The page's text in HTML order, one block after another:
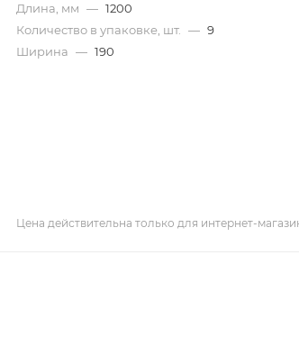
Длина, мм — 1200
Количество в упаковке, шт.
— 9
Ширина — 190
Цена действительна только для интернет-